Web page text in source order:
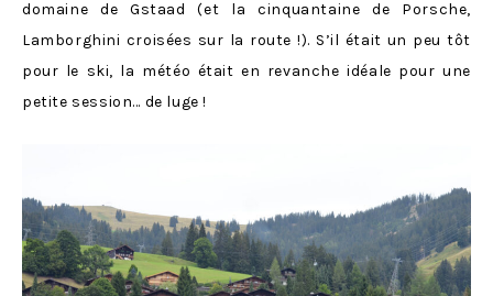
domaine de Gstaad (et la cinquantaine de Porsche,
Lamborghini croisées sur la route !). S’il était un peu tôt
pour le ski, la météo était en revanche idéale pour une
petite session… de luge !